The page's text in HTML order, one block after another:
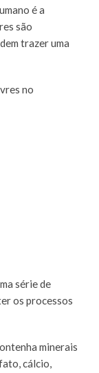
é a
são
trazer uma
no
série de
os processos
minerais
cálcio,